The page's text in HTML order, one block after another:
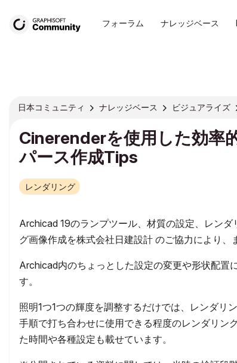
フォーラム ナレッジベース
日本コミュニティ ナレッジベース ビジュアライズ
Cinerenderを使用した効率
パース作成Tips
レンダリング
Archicad 19のランプツール、材質の設定、レン
グ画像作成を株式会社日建設計 のご協力により、
Archicad内のちょっとした設定の変更や形状配置
す。
照明1つ1つの輝度を調整するだけでは、レンダリ
手順で打ち合わせに使用できる程度のレンダリン
た時間や各種設定も載せています。